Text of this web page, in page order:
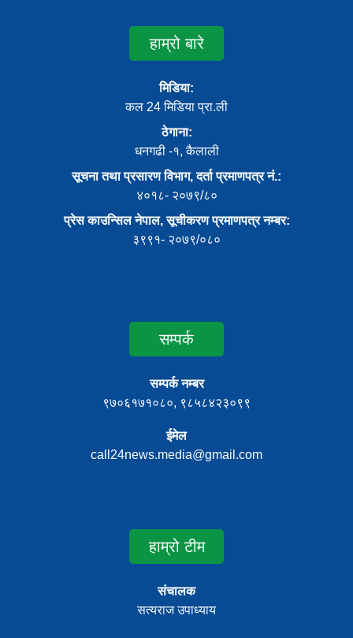
हाम्रो बारे
मिडिया:
कल 24 मिडिया प्रा.ली
ठेगाना:
धनगढी -१, कैलाली
सूचना तथा प्रसारण विभाग, दर्ता प्रमाणपत्र नं.:
४०१८- २०७९/८०
प्रेस काउन्सिल नेपाल, सूचीकरण प्रमाणपत्र नम्बर:
३९९१- २०७९/०८०
सम्पर्क
सम्पर्क नम्बर
९७०६१७१०८०, ९८५८४२३०९९
ईमेल
call24news.media@gmail.com
हाम्रो टीम
संचालक
सत्यराज उपाध्याय